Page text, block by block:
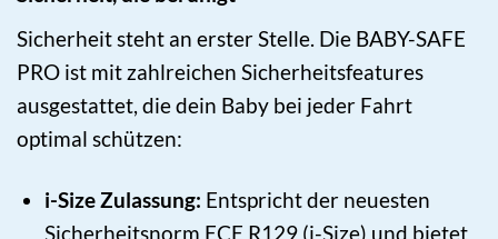
Sicherheit steht an erster Stelle. Die BABY-SAFE
PRO ist mit zahlreichen Sicherheitsfeatures
ausgestattet, die dein Baby bei jeder Fahrt
optimal schützen:
i-Size Zulassung: Entspricht der neuesten
Sicherheitsnorm ECE R129 (i-Size) und bietet